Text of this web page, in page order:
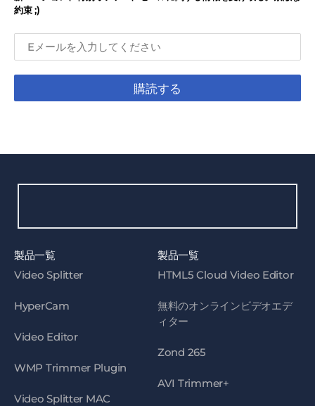
約束 ;)
購読する
製品一覧
Video Splitter
HyperCam
Video Editor
WMP Trimmer Plugin
Video Splitter MAC
製品一覧
HTML5 Cloud Video Editor
無料のオンラインビデオエデ
ィター
Zond 265
AVI Trimmer+